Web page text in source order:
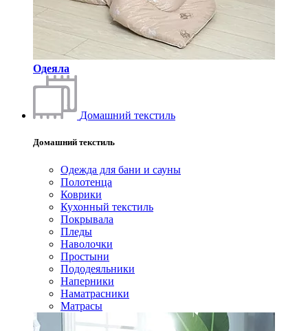
Одеяла
Домашний текстиль
Домашний текстиль
Одежда для бани и сауны
Полотенца
Коврики
Кухонный текстиль
Покрывала
Пледы
Наволочки
Простыни
Пододеяльники
Наперники
Наматрасники
Матрасы